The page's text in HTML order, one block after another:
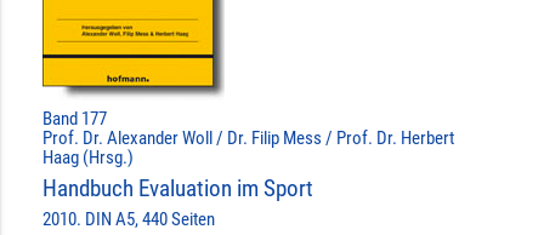
Band 177
Prof. Dr. Alexander Woll / Dr. Filip Mess / Prof. Dr. Herbert
Haag (Hrsg.)
Handbuch Evaluation im Sport
2010. DIN A5, 440 Seiten